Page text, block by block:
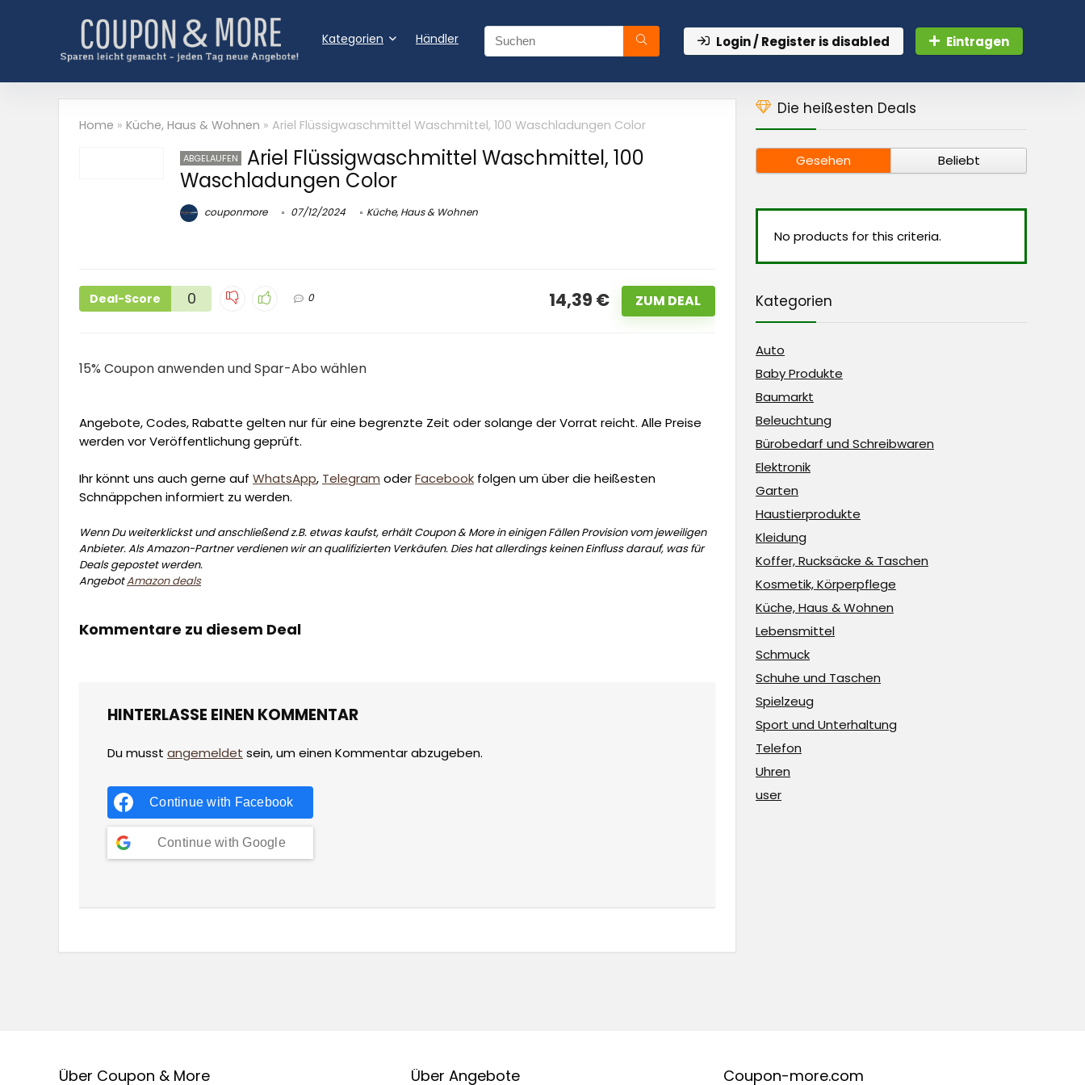
Kategorien Händler Login / Register is disabled Eintragen
Home » Küche, Haus & Wohnen » Ariel Flüssigwaschmittel Waschmittel, 100 Waschladungen Color
ABGELAUFEN
Ariel Flüssigwaschmittel Waschmittel, 100
Waschladungen Color
couponmore 07/12/2024 Küche, Haus & Wohnen
Deal-Score 0 0 14,39 € ZUM DEAL
15% Coupon anwenden und Spar-Abo wählen
Angebote, Codes, Rabatte gelten nur für eine begrenzte Zeit oder solange der Vorrat reicht. Alle Preise
werden vor Veröffentlichung geprüft.
Ihr könnt uns auch gerne auf WhatsApp, Telegram oderFacebook folgen um über die heißesten
Schnäppchen informiert zu werden.
Wenn Du weiterklickst und anschließend z.B. etwas kaufst, erhält Coupon & More in einigen Fällen Provision vom jeweiligen
Anbieter. Als Amazon-Partner verdienen wir an qualifizierten Verkäufen. Dies hat allerdings keinen Einfluss darauf, was für
Deals gepostet werden.
AngebotAmazon deals
Kommentare zu diesem Deal
HINTERLASSE EINEN KOMMENTAR
Du musst angemeldet sein, um einen Kommentar abzugeben.
Continue with Facebook
Continue with Google
Die heißesten Deals
Gesehen Beliebt
No products for this criteria.
Kategorien
Auto
Baby Produkte
Baumarkt
Beleuchtung
Bürobedarf und Schreibwaren
Elektronik
Garten
Haustierprodukte
Kleidung
Koffer, Rucksäcke & Taschen
Kosmetik, Körperpflege
Küche, Haus & Wohnen
Lebensmittel
Schmuck
Schuhe und Taschen
Spielzeug
Sport und Unterhaltung
Telefon
Uhren
user
Über Coupon & More Über Angebote Coupon-more.com